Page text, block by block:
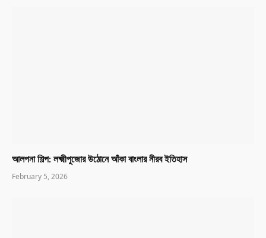
আলপনা শিল্প: লক্ষ্মীপুজোর উঠোনে আঁকা বাংলার নীরব ইতিহাস
February 5, 2026